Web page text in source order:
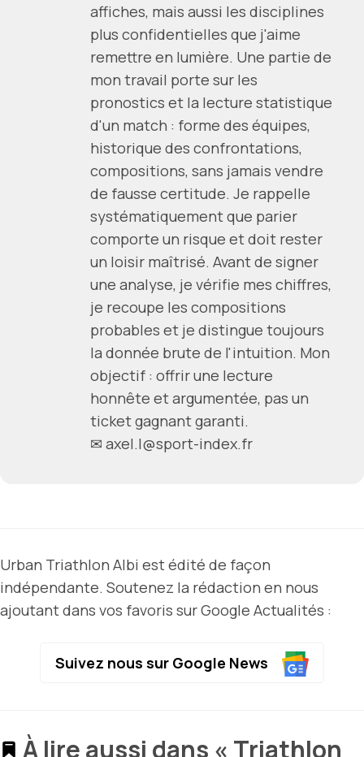
affiches, mais aussi les disciplines
plus confidentielles que j'aime
remettre en lumière. Une partie de
mon travail porte sur les
pronostics et la lecture statistique
d'un match : forme des équipes,
historique des confrontations,
compositions, sans jamais vendre
de fausse certitude. Je rappelle
systématiquement que parier
comporte un risque et doit rester
un loisir maîtrisé. Avant de signer
une analyse, je vérifie mes chiffres,
je recoupe les compositions
probables et je distingue toujours
la donnée brute de l'intuition. Mon
objectif : offrir une lecture
honnête et argumentée, pas un
ticket gagnant garanti.
✉ axel.l@sport-index.fr
Urban Triathlon Albi est édité de façon
indépendante. Soutenez la rédaction en nous
ajoutant dans vos favoris sur Google Actualités :
Suivez nous sur Google News
À lire aussi dans « Triathlon